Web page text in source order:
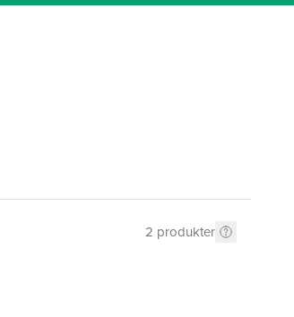
2 produkter